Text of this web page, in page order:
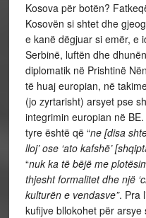
Kosova për botën?
Kosovën si shtet dhe
e kanë dëgjuar si emër, e
Serbinë, luftën dhe
diplomatik në Prishtinë
të huaj europian, në
(jo zyrtarisht) arsyet pse
integrimin europian në
tyre është që “ne [disa
lloj’ ose ‘ato kafshë’
“nuk ka të bëjë me
thjesht formalitet dhe një
kulturën e vendasve”. Pra
kufijve bllokohet për